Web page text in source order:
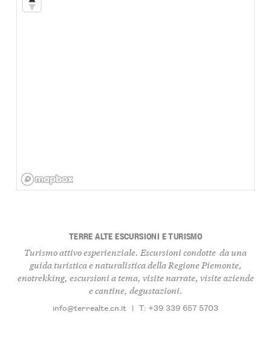
TERRE ALTE ESCURSIONI E TURISMO
Turismo attivo esperienziale. Escursioni condotte da una
guida turistica e naturalistica della Regione Piemonte,
enotrekking, escursioni a tema, visite narrate, visite aziende
e cantine, degustazioni.
info@terrealte.cn.it | T: +39 339 657 5703